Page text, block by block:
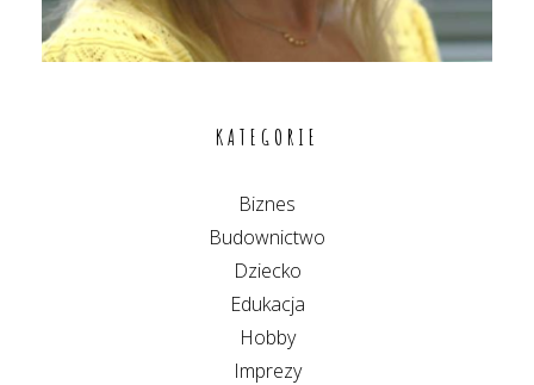
KATEGORIE
Biznes
Budownictwo
Dziecko
Edukacja
Hobby
Imprezy